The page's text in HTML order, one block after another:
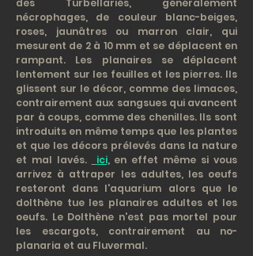
des Turbellariés, généralement
nécrophages, de couleur blanc-beiges,
roses, jaunâtres ou marron clair, qui
mesurent de 2 à 10 mm et se déplacent en
rampant. Les planaires se déplacent
lentement sur les feuilles et les pierres. Ils
glissent sur le décor, comme des limaces,
contrairement aux sangsues qui avancent
par à coups, comme des chenilles. Ils sont
introduits en même temps que les plantes
et que les décors prélevés dans la nature
et mal lavés.
ici, en effet même si vous
arrivez à attraper les adultes, les oeufs
resteront dans l'aquarium alors que le
dolthène tue les planaires adultes et les
oeufs. Le Dolthène n'est pas mortel pour
les escargots, contrairement au no-
planaria et au Fluvermal.